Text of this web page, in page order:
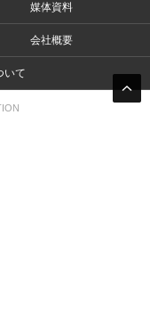
媒体資料
会社概要
いて